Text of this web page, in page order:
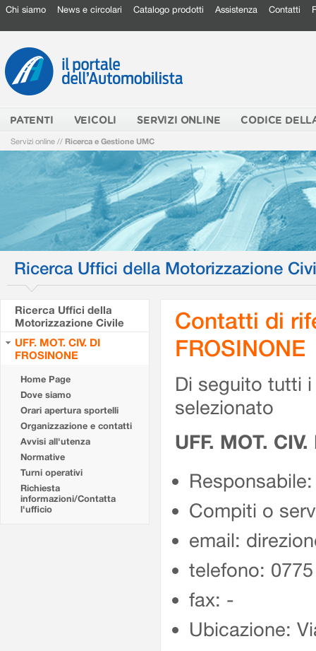
Chi siamo News e circolari Catalogo prodotti Assistenza Contatti
PATENTI VEICOLI SERVIZI ONLINE CODICE
Servizi online // Ricerca e Gestione UMC
Ricerca Uffici della Motorizzazione
Ricerca Uffici della
Motorizzazione Civile
UFF. MOT. CIV. DI
FROSINONE
Home Page
Dove siamo
Orari apertura sportelli
Organizzazione e contatti
Avvisi all'utenza
Normative
Turni operativi
Richiesta
informazioni/Contatta
l'ufficio
Contatti di
FROSINONE
Di seguito tutti
selezionato
UFF. MOT.
Compiti o
email:
telefono:
fax: -
Ubicazione: